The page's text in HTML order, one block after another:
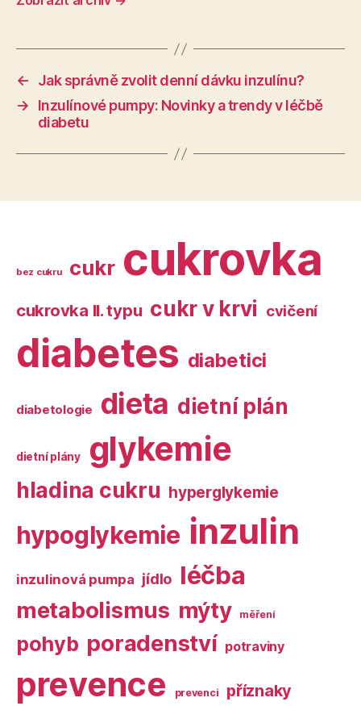
←
Jak správně zvolit denní dávku inzulínu?
→
Inzulínové pumpy: Novinky a trendy v léčbě
diabetu
bez cukru cukr cukrovka
cukrovka II. typu cukr v krvi cvičení
diabetes diabetici
diabetologie dieta dietní plán
dietní plány glykemie
hladina cukru hyperglykemie
hypoglykemie inzulin
inzulinová pumpa jídlo léčba
metabolismus mýty měření
pohyb poradenství potraviny
prevence prevenci příznaky